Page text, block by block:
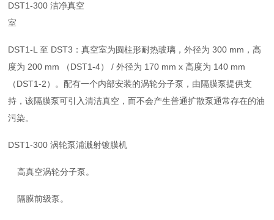
DST1-300 洁净真空
室
DST1-L 至 DST3：真空室为圆柱形耐热玻璃，外径为 300 mm，高
度为 200 mm （DST1-4） / 外径为 170 mm x 高度为 140 mm
（DST1-2）。配有一个内部安装的涡轮分子泵，由隔膜泵提供支
持，该隔膜泵可引入清洁真空，而不会产生普通扩散泵通常存在的油
污染。
DST1-300 涡轮泵浦溅射镀膜机
高真空涡轮分子泵。
隔膜前级泵。